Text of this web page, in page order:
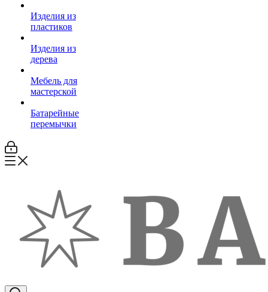
Изделия из
пластиков
Изделия из
дерева
Мебель для
мастерской
Батарейные
перемычки